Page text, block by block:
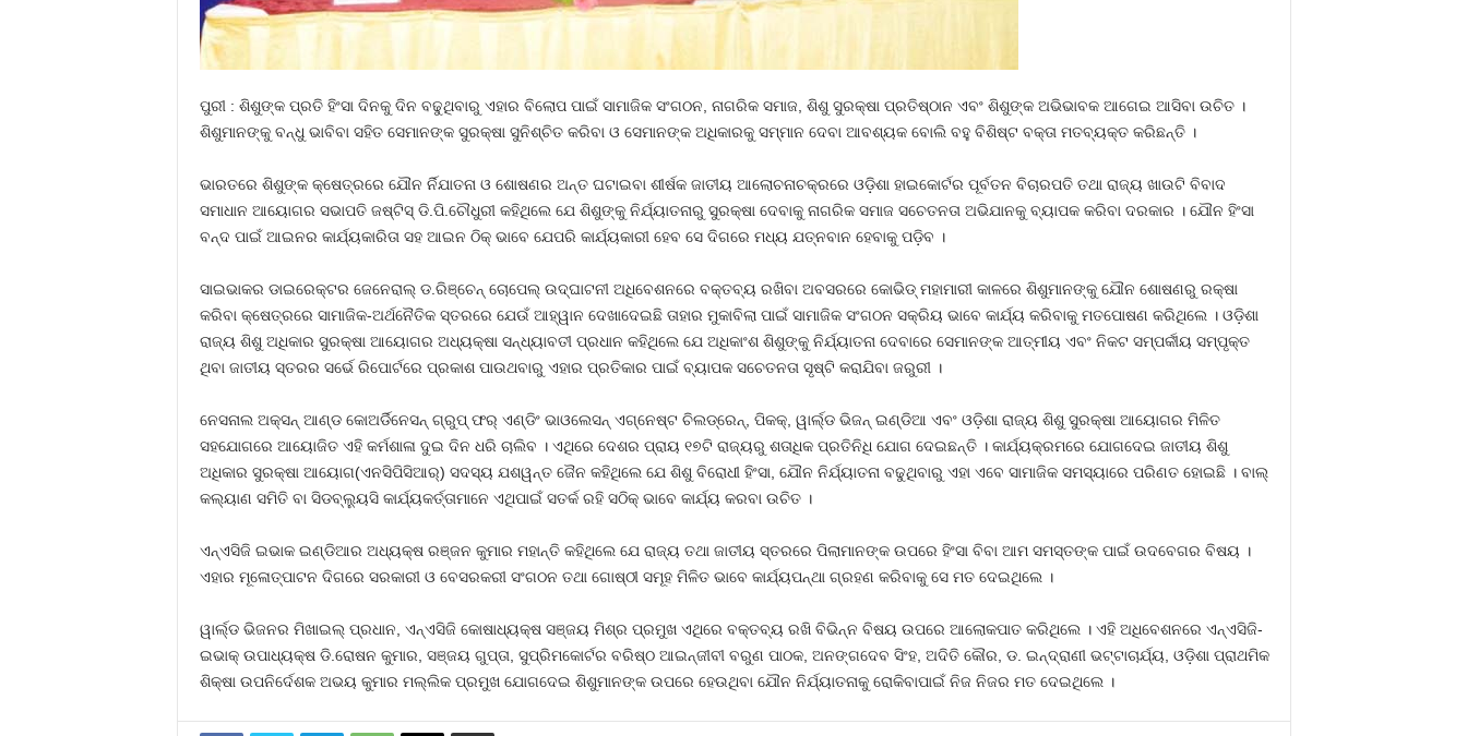
ପୁରୀ : ଶିଶୁଙ୍କ ପ୍ରତି ହିଂସା ଦିନକୁ ଦିନ ବଢୁଥିବାରୁ ଏହାର ବିଲୋପ ପାଇଁ ସାମାଜିକ ସଂଗଠନ, ନାଗରିକ ସମାଜ, ଶିଶୁ ସୁରକ୍ଷା ପ୍ରତିଷ୍ଠାନ ଏବଂ ଶିଶୁଙ୍କ ଅଭିଭାବକ ଆଗେଇ ଆସିବା ଉଚିତ ।
ଶିଶୁମାନଙ୍କୁ ବନ୍ଧୁ ଭାବିବା ସହିତ ସେମାନଙ୍କ ସୁରକ୍ଷା ସୁନିଶ୍ଚିତ କରିବା ଓ ସେମାନଙ୍କ ଅଧିକାରକୁ ସମ୍ମାନ ଦେବା ଆବଶ୍ୟକ ବୋଲି ବହୁ ବିଶିଷ୍ଟ ବକ୍ତା ମତବ୍ୟକ୍ତ କରିଛନ୍ତି ।
ଭାରତରେ ଶିଶୁଙ୍କ କ୍ଷେତ୍ରରେ ଯୌନ ର୍ନିଯାତନା ଓ ଶୋଷଣର ଅନ୍ତ ଘଟାଇବା ଶୀର୍ଷକ ଜାତୀୟ ଆଲୋଚନାଚକ୍ରରେ ଓଡ଼ିଶା ହାଇକୋର୍ଟର ପୂର୍ବତନ ବିଚାରପତି ତଥା ରାଜ୍ୟ ଖାଉଟି ବିବାଦ
ସମାଧାନ ଆୟୋଗର ସଭାପତି ଜଷ୍ଟିସ୍ ଡି.ପି.ଚୌଧୁରୀ କହିଥିଲେ ଯେ ଶିଶୁଙ୍କୁ ନିର୍ଯ୍ୟାତନାରୁ ସୁରକ୍ଷା ଦେବାକୁ ନାଗରିକ ସମାଜ ସଚେତନତା ଅଭିଯାନକୁ ବ୍ୟାପକ କରିବା ଦରକାର । ଯୌନ ହିଂସା
ବନ୍ଦ ପାଇଁ ଆଇନର କାର୍ଯ୍ୟକାରିତା ସହ ଆଇନ ଠିକ୍ ଭାବେ ଯେପରି କାର୍ଯ୍ୟକାରୀ ହେବ ସେ ଦିଗରେ ମଧ୍ୟ ଯତ୍ନବାନ ହେବାକୁ ପଡ଼ିବ ।
ସାଇଭାକର ଡାଇରେକ୍ଟର ଜେନେରାଲ୍ ଡ.ରିଞ୍ଚେନ୍ ଚୋପେଲ୍ ଉଦ୍‍ଘାଟନୀ ଅଧିବେଶନରେ ବକ୍ତବ୍ୟ ରଖିବା ଅବସରରେ କୋଭିଡ୍ ମହାମାରୀ କାଳରେ ଶିଶୁମାନଙ୍କୁ ଯୌନ ଶୋଷଣରୁ ରକ୍ଷା
କରିବା କ୍ଷେତ୍ରରେ ସାମାଜିକ-ଅର୍ଥନୈତିକ ସ୍ତରରେ ଯେଉଁ ଆହ୍ୱାନ ଦେଖାଦେଇଛି ତାହାର ମୁକାବିଲା ପାଇଁ ସାମାଜିକ ସଂଗଠନ ସକ୍ରିୟ ଭାବେ କାର୍ଯ୍ୟ କରିବାକୁ ମତପୋଷଣ କରିଥିଲେ । ଓଡ଼ିଶା
ରାଜ୍ୟ ଶିଶୁ ଅଧିକାର ସୁରକ୍ଷା ଆୟୋଗର ଅଧ୍ୟକ୍ଷା ସନ୍ଧ୍ୟାବତୀ ପ୍ରଧାନ କହିଥିଲେ ଯେ ଅଧିକାଂଶ ଶିଶୁଙ୍କୁ ନିର୍ଯ୍ୟାତନା ଦେବାରେ ସେମାନଙ୍କ ଆତ୍ମୀୟ ଏବଂ ନିକଟ ସମ୍ପର୍କୀୟ ସମ୍ପୃକ୍ତ
ଥିବା ଜାତୀୟ ସ୍ତରର ସର୍ଭେ ରିପୋର୍ଟରେ ପ୍ରକାଶ ପାଉଥବାରୁ ଏହାର ପ୍ରତିକାର ପାଇଁ ବ୍ୟାପକ ସଚେତନତା ସୃଷ୍ଟି କରାଯିବା ଜରୁରୀ ।
ନେସନାଲ ଅକ୍ସନ୍ ଆଣ୍ଡ କୋଅର୍ଡିନେସନ୍ ଗ୍ରୁପ୍ ଫର୍ ଏଣ୍ଡିଂ ଭାଓଲେସନ୍ ଏଗ୍ନେଷ୍ଟ ଚିଲଡ୍ରେନ୍‌, ପିକକ୍‌, ୱାର୍ଲ୍ଡ ଭିଜନ୍ ଇଣ୍ଡିଆ ଏବଂ ଓଡ଼ିଶା ରାଜ୍ୟ ଶିଶୁ ସୁରକ୍ଷା ଆୟୋଗର ମିଳିତ
ସହଯୋଗରେ ଆୟୋଜିତ ଏହି କର୍ମଶାଳା ଦୁଇ ଦିନ ଧରି ଚାଲିବ । ଏଥିରେ ଦେଶର ପ୍ରାୟ ୧୭ଟି ରାଜ୍ୟରୁ ଶତାଧିକ ପ୍ରତିନିଧି ଯୋଗ ଦେଇଛନ୍ତି । କାର୍ଯ୍ୟକ୍ରମରେ ଯୋଗଦେଇ ଜାତୀୟ ଶିଶୁ
ଅଧିକାର ସୁରକ୍ଷା ଆୟୋଗ(ଏନସିପିସିଆର୍‌) ସଦସ୍ୟ ଯଶୱନ୍ତ ଜୈନ କହିଥିଲେ ଯେ ଶିଶୁ ବିରୋଧୀ ହିଂସା, ଯୌନ ନିର୍ଯ୍ୟାତନା ବଢୁଥିବାରୁ ଏହା ଏବେ ସାମାଜିକ ସମସ୍ୟାରେ ପରିଣତ ହୋଇଛି । ବାଲ୍
କଲ୍ୟାଣ ସମିତି ବା ସିଡବ୍ଲ୍ୟୁସି କାର୍ଯ୍ୟକର୍ତ୍ତାମାନେ ଏଥିପାଇଁ ସତର୍କ ରହି ସଠିକ୍ ଭାବେ କାର୍ଯ୍ୟ କରବା ଉଚିତ ।
ଏନ୍‌ଏସିଜି ଇଭାକ ଇଣ୍ଡିଆର ଅଧ୍ୟକ୍ଷ ରଞ୍ଜନ କୁମାର ମହାନ୍ତି କହିଥିଲେ ଯେ ରାଜ୍ୟ ତଥା ଜାତୀୟ ସ୍ତରରେ ପିଲାମାନଙ୍କ ଉପରେ ହିଂସା ବିବା ଆମ ସମସ୍ତଙ୍କ ପାଇଁ ଉଦବେଗର ବିଷୟ ।
ଏହାର ମୂଳୋତ୍ପାଟନ ଦିଗରେ ସରକାରୀ ଓ ବେସରକରୀ ସଂଗଠନ ତଥା ଗୋଷ୍ଠୀ ସମୂହ ମିଳିତ ଭାବେ କାର୍ଯ୍ୟପନ୍ଥା ଗ୍ରହଣ କରିବାକୁ ସେ ମତ ଦେଇଥିଲେ ।
ୱାର୍ଲ୍ଡ ଭିଜନର ମିଖାଇଲ୍ ପ୍ରଧାନ, ଏନ୍‌ଏସିଜି କୋଷାଧ୍ୟକ୍ଷ ସଞ୍ଜୟ ମିଶ୍ର ପ୍ରମୁଖ ଏଥିରେ ବକ୍ତବ୍ୟ ରଖି ବିଭିନ୍ନ ବିଷୟ ଉପରେ ଆଲୋକପାତ କରିଥିଲେ । ଏହି ଅଧିବେଶନରେ ଏନ୍‌ଏସିଜି-
ଇଭାକ୍ ଉପାଧ୍ୟକ୍ଷ ଡି.ରୋଷନ କୁମାର, ସଞ୍ଜୟ ଗୁପ୍ତା, ସୁପ୍ରିମକୋର୍ଟର ବରିଷ୍ଠ ଆଇନ୍‍ଜୀବୀ ବରୁଣ ପାଠକ, ଅନଙ୍ଗଦେବ ସିଂହ, ଅଦିତି କୌର, ଡ. ଇନ୍ଦ୍ରାଣୀ ଭଟ୍ଟାଚାର୍ଯ୍ୟ, ଓଡ଼ିଶା ପ୍ରାଥମିକ
ଶିକ୍ଷା ଉପନିର୍ଦେଶକ ଅଭୟ କୁମାର ମଲ୍ଲିକ ପ୍ରମୁଖ ଯୋଗଦେଇ ଶିଶୁମାନଙ୍କ ଉପରେ ହେଉଥିବା ଯୌନ ନିର୍ଯ୍ୟାତନାକୁ ରୋକିବାପାଇଁ ନିଜ ନିଜର ମତ ଦେଇଥିଲେ ।